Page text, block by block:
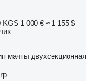
KGS 1 000 € ≈ 1 155 $
мачты двухсекционная